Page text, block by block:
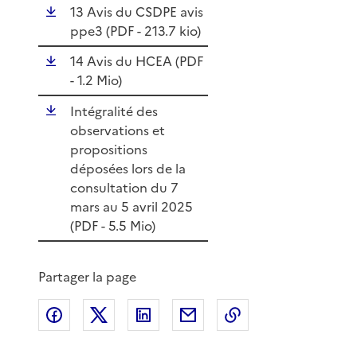
13 Avis du CSDPE avis
ppe3 (PDF- 213.7 kio)
14 Avis du HCEA (PDF
- 1.2 Mio)
Intégralité des
observations et
propositions
déposées lors de la
consultation du 7
mars au 5 avril 2025
(PDF- 5.5 Mio)
Partager la page
Partager sur Facebook
Partager sur XPartager sur LinkedIn
Partager par email